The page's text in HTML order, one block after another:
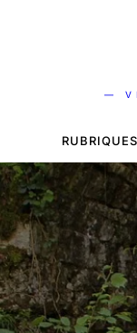
—
RUBRIQUES